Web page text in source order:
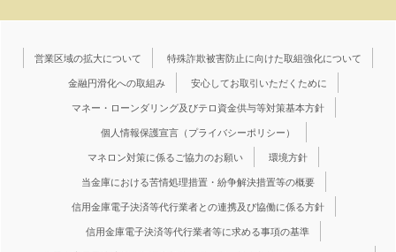
営業区域の拡大について 特殊詐欺被害防止に向けた取組強化について
金融円滑化への取組み 安心してお取引いただくために
マネー・ローンダリング及びテロ資金供与等対策基本方針
個人情報保護宣言（プライバシーポリシー）
マネロン対策に係るご協力のお願い 環境方針
当金庫における苦情処理措置・紛争解決措置等の概要
信用金庫電子決済等代行業者との連携及び協働に係る方針
信用金庫電子決済等代行業者等に求める事項の基準